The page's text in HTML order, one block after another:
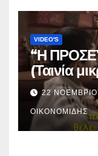
VIDEO'S
“Η
(Ταινία
22
ΟΙΚΟΝΟΜΊΔΗΣ